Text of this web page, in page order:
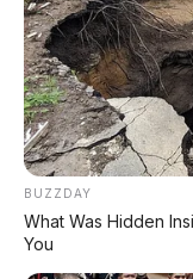
Leapmotor
Range 670
BUZZDAY
What Was Hidden
You